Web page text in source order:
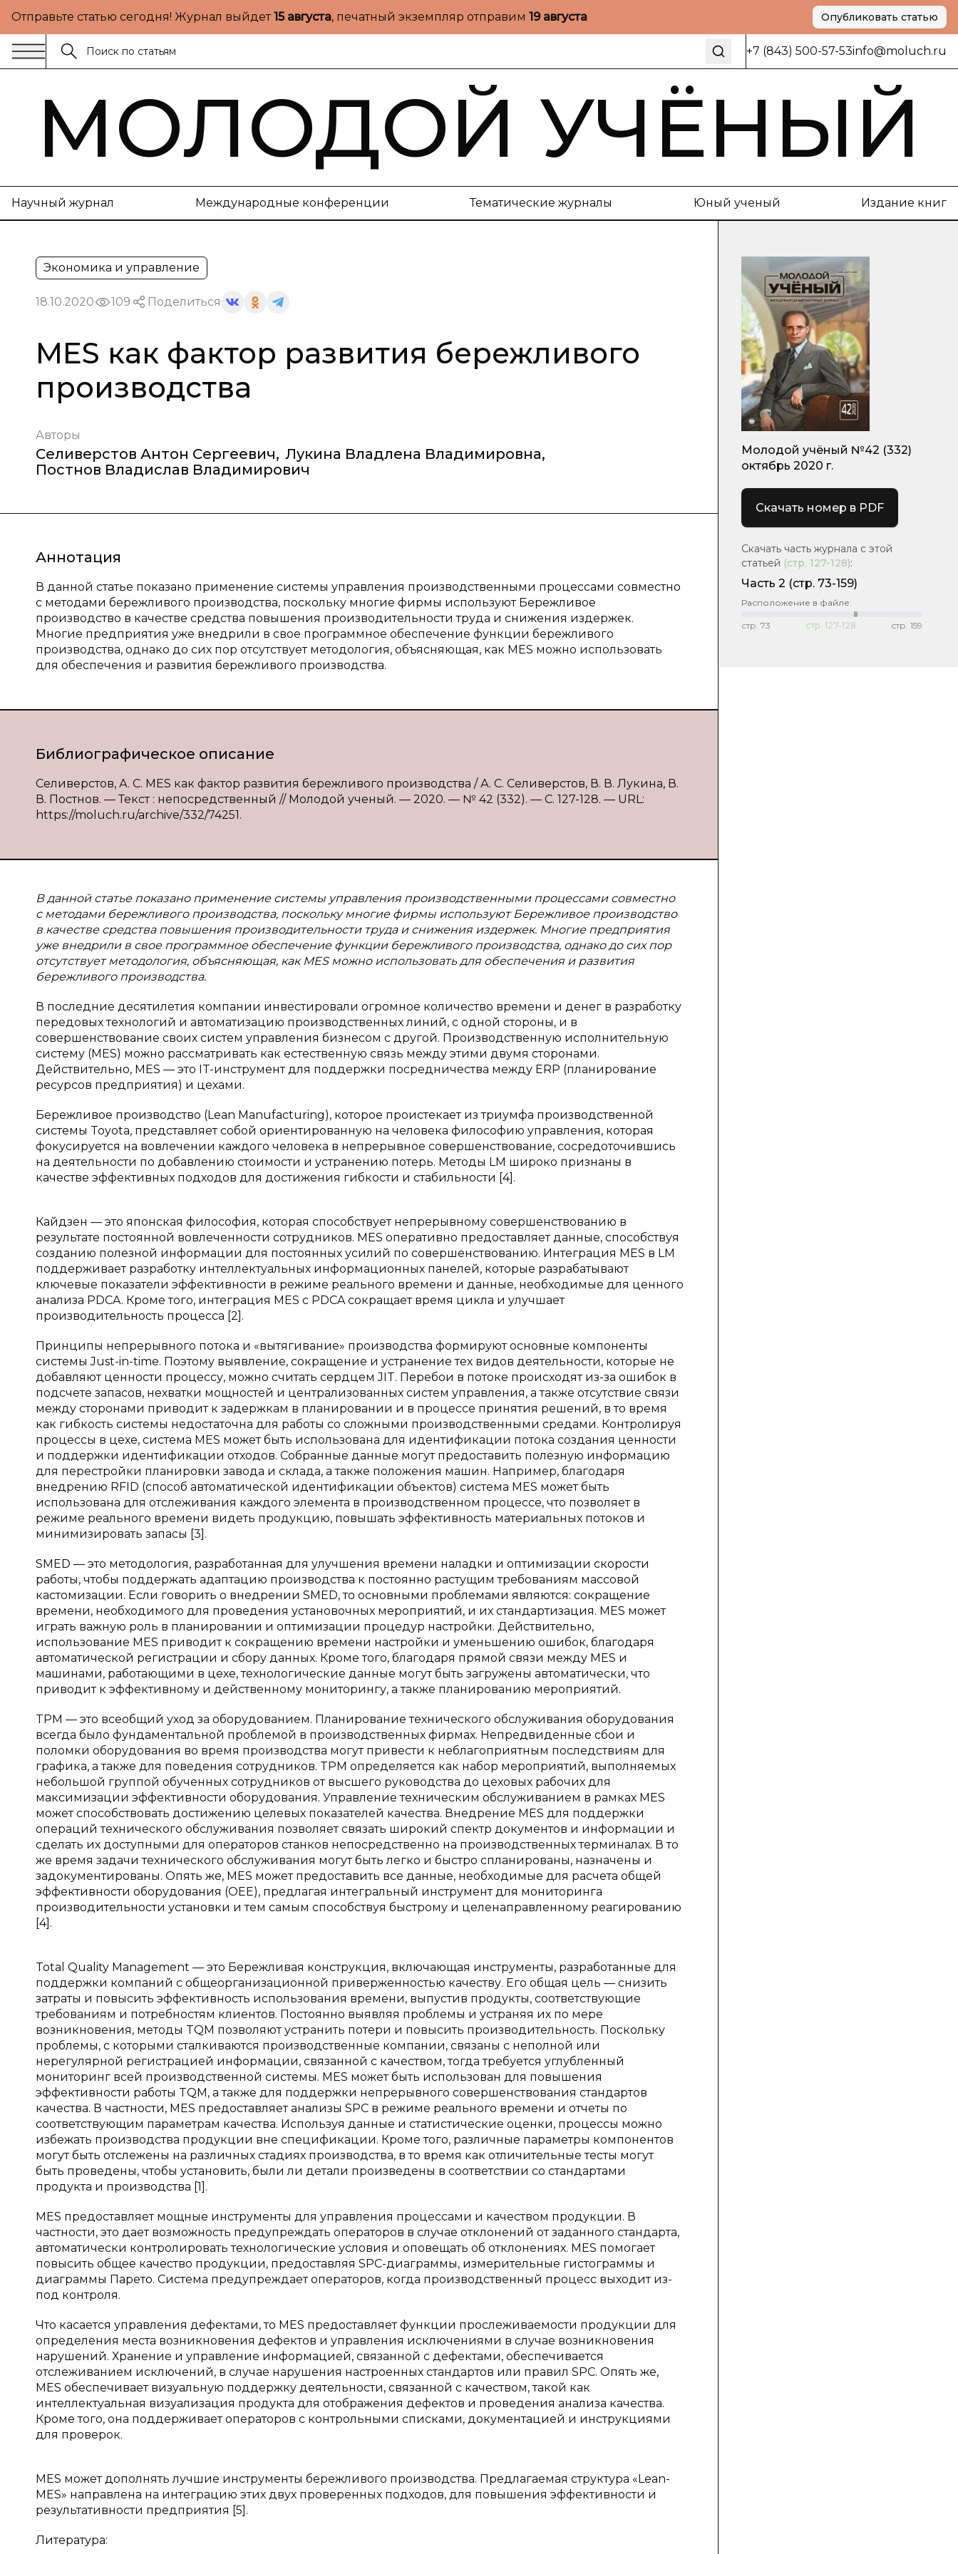
Отправьте статью сегодня! Журнал выйдет15 августа, печатный экземпляр отправим 19 августа Опубликовать статью
+7 (843) 500-57-53info@moluch.ru
МОЛОДОЙ УЧЁНЫЙ
Научный журнал Международные конференции Тематические журналы Юный ученый Издание книг
Экономика и управление
18.10.2020 109 Поделиться
MES как фактор развития бережливого
производства
Авторы
Селиверстов Антон Сергеевич, Лукина Владлена Владимировна,
Постнов Владислав Владимирович
Аннотация
В данной статье показано применение системы управления производственными процессами совместно
с методами бережливого производства, поскольку многие фирмы используют Бережливое
производство в качестве средства повышения производительности труда и снижения издержек.
Многие предприятия уже внедрили в свое программное обеспечение функции бережливого
производства, однако до сих пор отсутствует методология, объясняющая, как MES можно использовать
для обеспечения и развития бережливого производства.
Библиографическое описание
Селиверстов, А. С. MES как фактор развития бережливого производства / А. С. Селиверстов, В. В. Лукина, В.
В. Постнов. — Текст : непосредственный // Молодой ученый. — 2020. — № 42 (332). — С. 127-128. — URL:
https://moluch.ru/archive/332/74251.
В данной статье показано применение системы управления производственными процессами совместно
с методами бережливого производства, поскольку многие фирмы используют Бережливое производство
в качестве средства повышения производительности труда и снижения издержек. Многие предприятия
уже внедрили в свое программное обеспечение функции бережливого производства, однако до сих пор
отсутствует методология, объясняющая, как MES можно использовать для обеспечения и развития
бережливого производства.
В последние десятилетия компании инвестировали огромное количество времени и денег в разработку
передовых технологий и автоматизацию производственных линий, с одной стороны, и в
совершенствование своих систем управления бизнесом с другой. Производственную исполнительную
систему (MES) можно рассматривать как естественную связь между этими двумя сторонами.
Действительно, MES — это IT-инструмент для поддержки посредничества между ERP (планирование
ресурсов предприятия) и цехами.
Бережливое производство (Lean Manufacturing), которое проистекает из триумфа производственной
системы Toyota, представляет собой ориентированную на человека философию управления, которая
фокусируется на вовлечении каждого человека в непрерывное совершенствование, сосредоточившись
на деятельности по добавлению стоимости и устранению потерь. Методы LM широко признаны в
качестве эффективных подходов для достижения гибкости и стабильности [4].
Кайдзен — это японская философия, которая способствует непрерывному совершенствованию в
результате постоянной вовлеченности сотрудников. MES оперативно предоставляет данные, способствуя
созданию полезной информации для постоянных усилий по совершенствованию. Интеграция MES в LM
поддерживает разработку интеллектуальных информационных панелей, которые разрабатывают
ключевые показатели эффективности в режиме реального времени и данные, необходимые для ценного
анализа PDCA. Кроме того, интеграция MES с PDCA сокращает время цикла и улучшает
производительность процесса [2].
Принципы непрерывного потока и «вытягивание» производства формируют основные компоненты
системы Just-in-time. Поэтому выявление, сокращение и устранение тех видов деятельности, которые не
добавляют ценности процессу, можно считать сердцем JIT. Перебои в потоке происходят из-за ошибок в
подсчете запасов, нехватки мощностей и централизованных систем управления, а также отсутствие связи
между сторонами приводит к задержкам в планировании и в процессе принятия решений, в то время
как гибкость системы недостаточна для работы со сложными производственными средами. Контролируя
процессы в цехе, система MES может быть использована для идентификации потока создания ценности
и поддержки идентификации отходов. Собранные данные могут предоставить полезную информацию
для перестройки планировки завода и склада, а также положения машин. Например, благодаря
внедрению RFID (способ автоматической идентификации объектов) система MES может быть
использована для отслеживания каждого элемента в производственном процессе, что позволяет в
режиме реального времени видеть продукцию, повышать эффективность материальных потоков и
минимизировать запасы [3].
SMED — это методология, разработанная для улучшения времени наладки и оптимизации скорости
работы, чтобы поддержать адаптацию производства к постоянно растущим требованиям массовой
кастомизации. Если говорить о внедрении SMED, то основными проблемами являются: сокращение
времени, необходимого для проведения установочных мероприятий, и их стандартизация. MES может
играть важную роль в планировании и оптимизации процедур настройки. Действительно,
использование MES приводит к сокращению времени настройки и уменьшению ошибок, благодаря
автоматической регистрации и сбору данных. Кроме того, благодаря прямой связи между MES и
машинами, работающими в цехе, технологические данные могут быть загружены автоматически, что
приводит к эффективному и действенному мониторингу, а также планированию мероприятий.
TPM — это всеобщий уход за оборудованием. Планирование технического обслуживания оборудования
всегда было фундаментальной проблемой в производственных фирмах. Непредвиденные сбои и
поломки оборудования во время производства могут привести к неблагоприятным последствиям для
графика, а также для поведения сотрудников. TPM определяется как набор мероприятий, выполняемых
небольшой группой обученных сотрудников от высшего руководства до цеховых рабочих для
максимизации эффективности оборудования. Управление техническим обслуживанием в рамках MES
может способствовать достижению целевых показателей качества. Внедрение MES для поддержки
операций технического обслуживания позволяет связать широкий спектр документов и информации и
сделать их доступными для операторов станков непосредственно на производственных терминалах. В то
же время задачи технического обслуживания могут быть легко и быстро спланированы, назначены и
задокументированы. Опять же, MES может предоставить все данные, необходимые для расчета общей
эффективности оборудования (OEE), предлагая интегральный инструмент для мониторинга
производительности установки и тем самым способствуя быстрому и целенаправленному реагированию
[4].
Total Quality Management — это Бережливая конструкция, включающая инструменты, разработанные для
поддержки компаний с общеорганизационной приверженностью качеству. Его общая цель — снизить
затраты и повысить эффективность использования времени, выпустив продукты, соответствующие
требованиям и потребностям клиентов. Постоянно выявляя проблемы и устраняя их по мере
возникновения, методы TQM позволяют устранить потери и повысить производительность. Поскольку
проблемы, с которыми сталкиваются производственные компании, связаны с неполной или
нерегулярной регистрацией информации, связанной с качеством, тогда требуется углубленный
мониторинг всей производственной системы. MES может быть использован для повышения
эффективности работы TQM, а также для поддержки непрерывного совершенствования стандартов
качества. В частности, MES предоставляет анализы SPC в режиме реального времени и отчеты по
соответствующим параметрам качества. Используя данные и статистические оценки, процессы можно
избежать производства продукции вне спецификации. Кроме того, различные параметры компонентов
могут быть отслежены на различных стадиях производства, в то время как отличительные тесты могут
быть проведены, чтобы установить, были ли детали произведены в соответствии со стандартами
продукта и производства [1].
MES предоставляет мощные инструменты для управления процессами и качеством продукции. В
частности, это дает возможность предупреждать операторов в случае отклонений от заданного стандарта,
автоматически контролировать технологические условия и оповещать об отклонениях. MES помогает
повысить общее качество продукции, предоставляя SPC-диаграммы, измерительные гистограммы и
диаграммы Парето. Система предупреждает операторов, когда производственный процесс выходит из-
под контроля.
Что касается управления дефектами, то MES предоставляет функции прослеживаемости продукции для
определения места возникновения дефектов и управления исключениями в случае возникновения
нарушений. Хранение и управление информацией, связанной с дефектами, обеспечивается
отслеживанием исключений, в случае нарушения настроенных стандартов или правил SPC. Опять же,
MES обеспечивает визуальную поддержку деятельности, связанной с качеством, такой как
интеллектуальная визуализация продукта для отображения дефектов и проведения анализа качества.
Кроме того, она поддерживает операторов с контрольными списками, документацией и инструкциями
для проверок.
MES может дополнять лучшие инструменты бережливого производства. Предлагаемая структура «Lean-
MES» направлена на интеграцию этих двух проверенных подходов, для повышения эффективности и
результативности предприятия [5].
Литература:
Молодой учёный №42 (332)
октябрь 2020 г.
Скачать номер в PDF
Скачать часть журнала с этой
статьей (стр. 127-128):
Часть 2 (стр. 73-159)
Расположение в файле:
стр. 73 стр. 127-128 стр. 159